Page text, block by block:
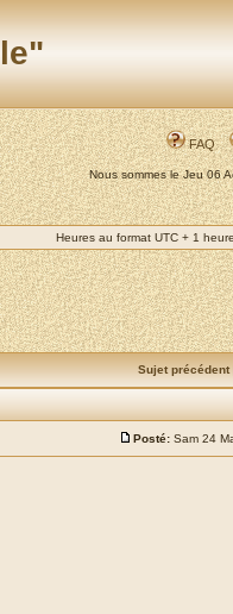
FAQ
Nous sommes le Jeu 06
Heures au format UTC + 1
Sujet précédent
Posté: Sam 24